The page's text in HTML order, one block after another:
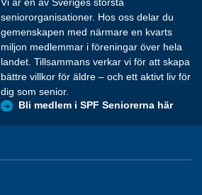
seniororganisationer. Hos oss delar du
gemenskapen med närmare en kvarts
miljon medlemmar i föreningar över hela
landet. Tillsammans verkar vi för att skapa
bättre villkor för äldre – och ett aktivt liv för
dig som senior.
Bli medlem i SPF Seniorerna här